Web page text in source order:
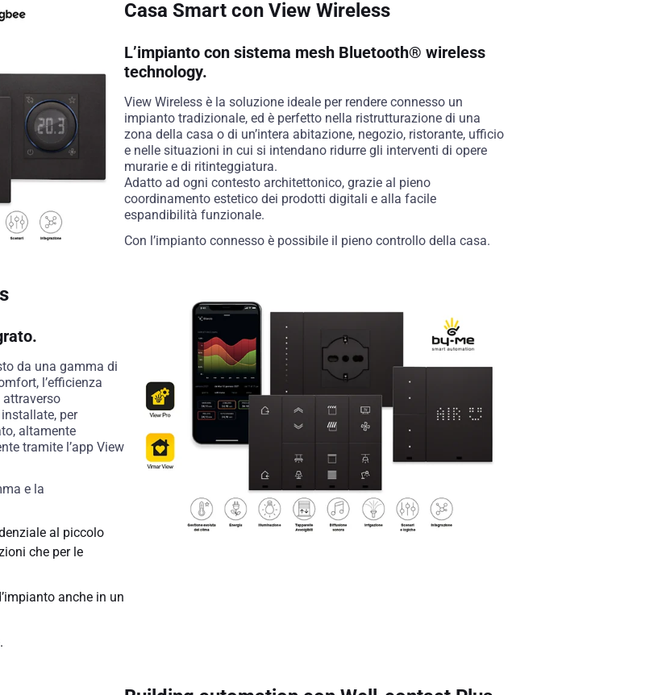
Casa Smart con View Wireless
L’impianto con sistema mesh Bluetooth® wireless
technology.
View Wireless è la soluzione ideale per rendere connesso un
impianto tradizionale, ed è perfetto nella ristrutturazione di una
zona della casa o di un’intera abitazione, negozio, ristorante, ufficio
e nelle situazioni in cui si intendano ridurre gli interventi di opere
murarie e di ritinteggiatura.
Adatto ad ogni contesto architettonico, grazie al pieno
coordinamento estetico dei prodotti digitali e alla facile
espandibilità funzionale.
Con l’impianto connesso è possibile il pieno controllo della casa.
da una gamma di
l’efficienza
attraverso
per
altamente
tramite l’app View
e la
al piccolo
che per le
anche in un